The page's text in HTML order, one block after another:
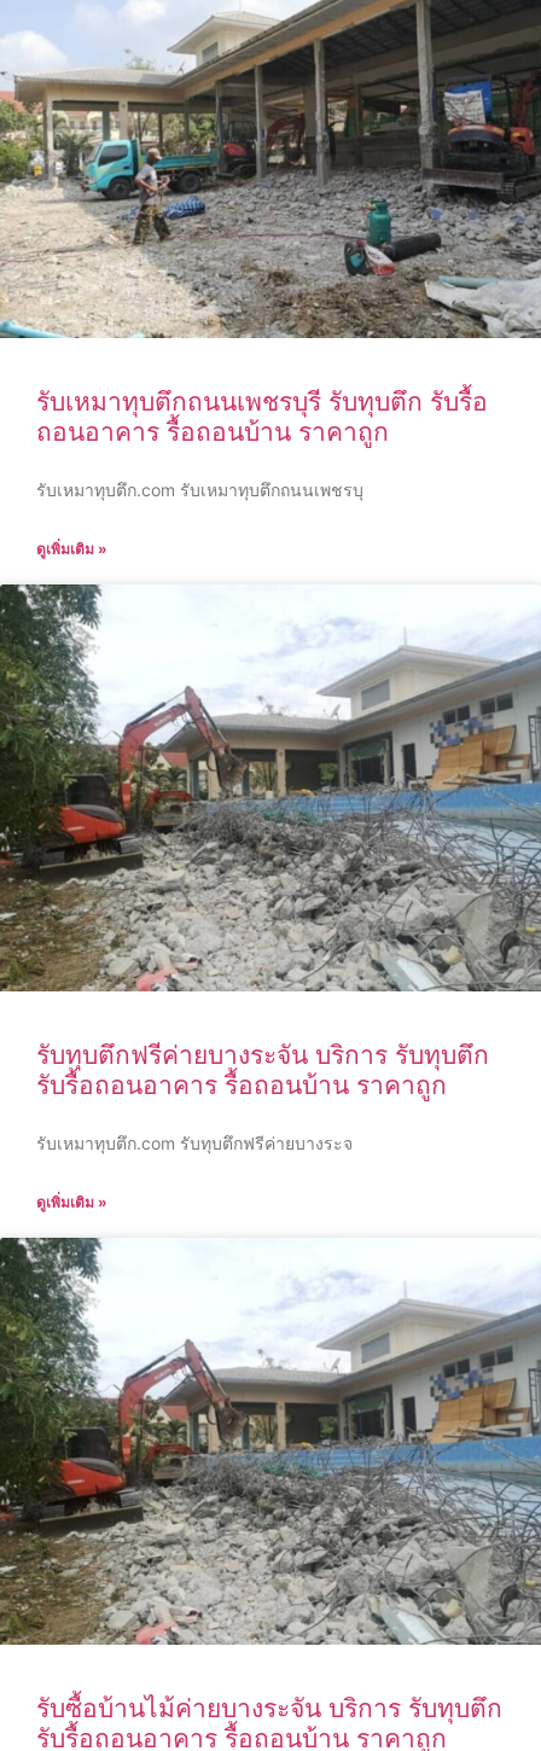
รับเหมาทุบตึกถนนเพชรบุรี รับทุบตึก รับรื้อ
ถอนอาคาร รื้อถอนบ้าน ราคาถูก
รับเหมาทุบตึก.com รับเหมาทุบตึกถนนเพชรบุ
ดูเพิ่มเติม »
รับทุบตึกฟรีค่ายบางระจัน บริการ รับทุบตึก
รับรื้อถอนอาคาร รื้อถอนบ้าน ราคาถูก
รับเหมาทุบตึก.com รับทุบตึกฟรีค่ายบางระจ
ดูเพิ่มเติม »
รับซื้อบ้านไม้ค่ายบางระจัน บริการ รับทุบตึก
รับรื้อถอนอาคาร รื้อถอนบ้าน ราคาถูก